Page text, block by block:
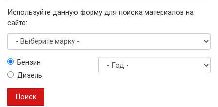
Используйте данную форму для поиска материалов на
сайте:
маркуБензин
Дизель
Поиск